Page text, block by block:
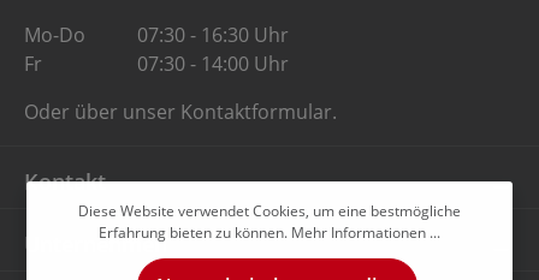
Mo-Do
07:30 - 16:30 Uhr
Fr
07:30 - 14:00 Uhr
Oder über unser Kontaktformular.
Kontakt
Unternehmen
Diese Website verwendet Cookies, um eine bestmögliche
Erfahrung bieten zu können. Mehr Informationen ...